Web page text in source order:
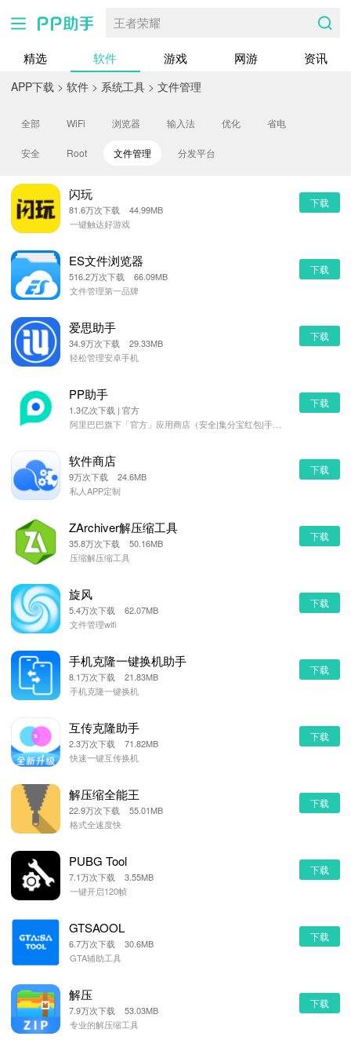
王者荣耀
精选 软件 游戏 网游 资讯
APP下载 > 软件 > 系统工具 > 文件管理
全部 WiFi 浏览器 输入法 优化 省电
安全 Root 文件管理 分发平台
闪玩
81.6万次下载 44.99MB
一键触达好游戏
下载
ES文件浏览器
516.2万次下载 66.09MB
文件管理第一品牌
下载
爱思助手
34.9万次下载 29.33MB
轻松管理安卓手机
下载
PP助手
1.3亿次下载 | 官方
下载
软件商店
9万次下载 24.6MB
私人APP定制
下载
ZArchiver解压缩工具
35.8万次下载 50.16MB
压缩解压缩工具
下载
旋风
5.4万次下载 62.07MB
文件管理wifi
下载
手机克隆一键换机助手
8.1万次下载 21.83MB
手机克隆一键换机
下载
互传克隆助手
2.3万次下载 71.82MB
快速一键互传换机
下载
解压缩全能王
22.9万次下载 55.01MB
格式全速度快
下载
PUBG Tool
7.1万次下载 3.55MB
一键开启120帧
下载
GTSAOOL
6.7万次下载 30.6MB
GTA辅助工具
下载
解压
7.9万次下载 53.03MB
专业的解压缩工具
下载